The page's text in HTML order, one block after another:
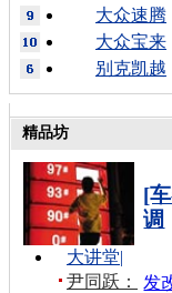
大众速腾
大众宝来
别克凯越
精品坊
[
调
发
大讲堂|
尹同跃：